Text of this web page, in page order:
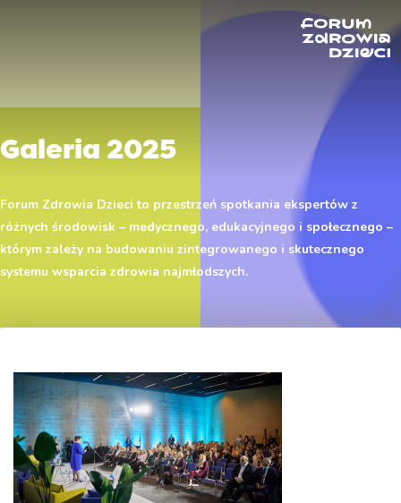
Galeria 2025
Forum Zdrowia Dzieci to przestrzeń spotkania ekspertów z
różnych środowisk – medycznego, edukacyjnego i społecznego –
którym zależy na budowaniu zintegrowanego i skutecznego
systemu wsparcia zdrowia najmłodszych.